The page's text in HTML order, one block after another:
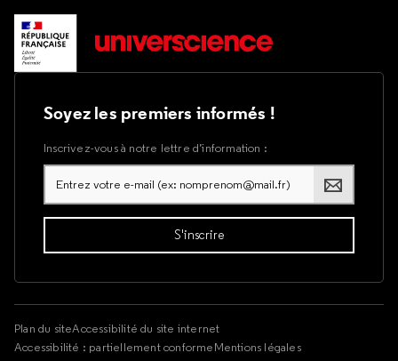
Soyez les premiers informés !
Inscrivez-vous à notre lettre d’information :
Plan du siteAccessibilité du site internet
Accessibilité : partiellement conformeMentions légales